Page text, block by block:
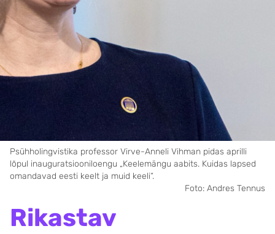
Psühholingvistika professor Virve-Anneli Vihman pidas aprilli
lõpul inauguratsiooniloengu „Keelemängu aabits. Kuidas lapsed
omandavad eesti keelt ja muid keeli“.
Foto: Andres Tennus
Rikastav